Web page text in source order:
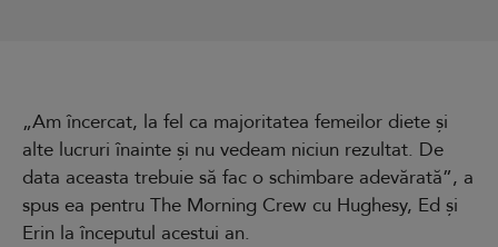
„Am încercat, la fel ca majoritatea femeilor diete și
alte lucruri înainte și nu vedeam niciun rezultat. De
data aceasta trebuie să fac o schimbare adevărată”, a
spus ea pentru The Morning Crew cu Hughesy, Ed și
Erin la începutul acestui an.